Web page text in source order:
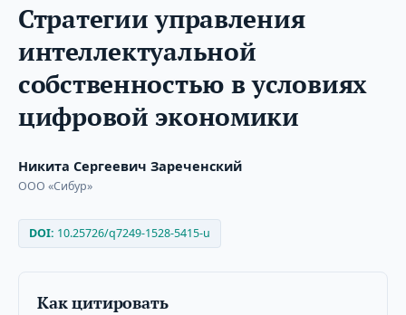
Стратегии управления
интеллектуальной
собственностью в условиях
цифровой экономики
Никита Сергеевич Зареченский
ООО «Сибур»
DOI: 10.25726/q7249-1528-5415-u
Как цитировать